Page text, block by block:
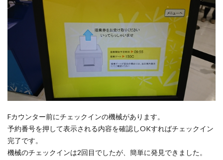
Fカウンター前にチェックインの機械があります。
予約番号を押して表示される内容を確認しOKすればチェックイン
完了です。
機械のチェックインは2回目でしたが、簡単に発見できました。